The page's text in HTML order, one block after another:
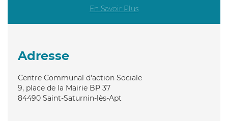
En Savoir Plus
Adresse
Centre Communal d'action Sociale
9, place de la Mairie BP 37
84490 Saint-Saturnin-lès-Apt